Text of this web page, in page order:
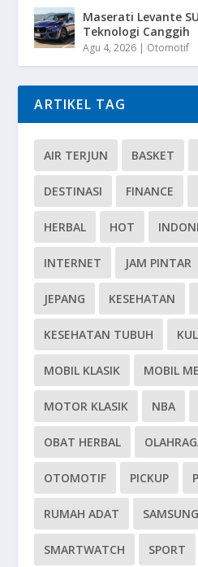
Maserati Levante
Teknologi Canggih
Agu 4, 2026 | Otomotif
ARTIKEL TAG
AIR TERJUN BASKET
DESTINASI FINANCE
HERBAL HOT
INTERNET JAM PINTAR
JEPANG KESEHATAN
KESEHATAN TUBUH
MOBIL KLASIK MOBIL
MOTOR KLASIK NBA
OBAT HERBAL
OTOMOTIF PICKUP
RUMAH ADAT SAMSUNG
SMARTWATCH SPORT